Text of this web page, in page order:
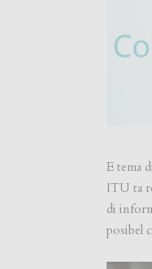
E tema
ITU ta
di
posibel